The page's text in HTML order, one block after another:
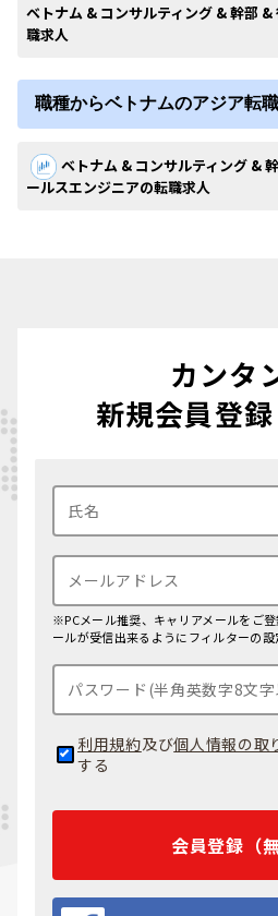
ベトナム & コンサルティング & 幹部
職求人
職種からベトナムのアジア転
ベトナム & コンサルティング &
ールスエンジニアの転職求人
カンタ
新規会員登録
※PCメール推奨、キャリアメールをご
ールが受信出来るようにフィルターの設
利用規約及び個人情報の取
する
会員登録（無